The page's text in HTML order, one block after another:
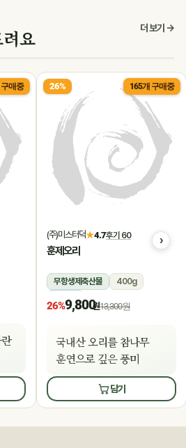
요 더 보기 →
매중 26% 165개 구매중
(주)미스터덕★4.7후기 60
훈제오리
무항생제축산물
400g
냉동
26%9,800원13,300원
국내산 오리를 참나무
훈연으로 깊은 풍미
담기